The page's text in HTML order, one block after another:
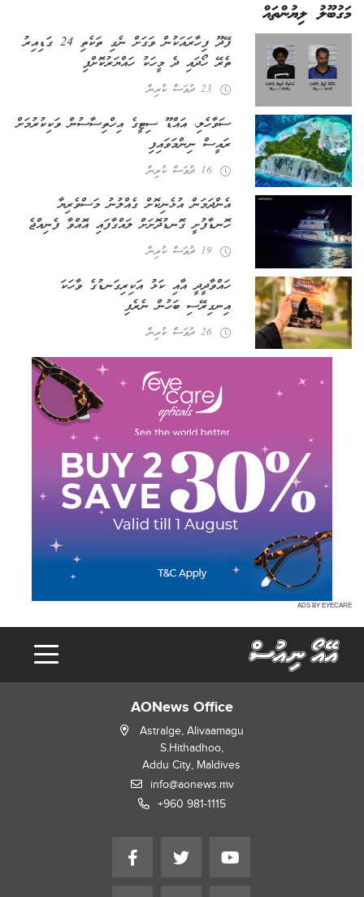
މަގުބޫލު ލިޔުންތައް
ފޭދޫ ފިހާރައަކުން ވަގަށް ނެގި ތަކެތި 24 ގަޑިއިރު
ތެރޭ ހޯދައި ދެ މީހަކު ހައްޔަރުކޮށްފި
23 ދުވަސް ކުރިން
ސަވާހެލި، އައްޑޫ ސިޓީގެ އިހްތިސާސުން ވަކިކުރުމަށް
ރައީސް ނިންމަވައިފި
16 ދުވަސް ކުރިން
އެންދަމަން އުޅެނިކޮށް ގެއްލުނު މަސްވެރިޔާ
ހޮނޑާފުށީ ގޮނޑުދޮށަށް ލައްގާފައި އޮއްވާ ފެނިއްޖެ
19 ދުވަސް ކުރިން
ހައްވާދީދީ އާއި ކަޅު އަކިރިގަނޑުގެ ވާހަކަ
އިނގިރޭސި ބަހުން ނެރެފި
26 ދުވަސް ކުރިން
ADS BY EYECARE
AONews Office
Astralge, Alivaamagu
S.Hithadhoo,
Addu City, Maldives
info@aonews.mv
+960 981-1115